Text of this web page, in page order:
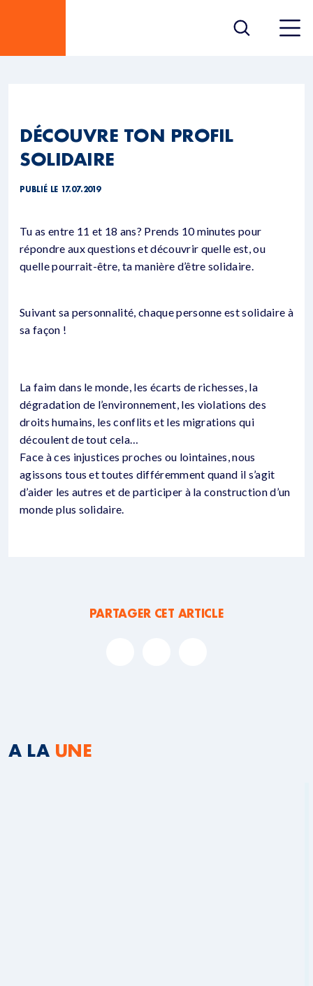
DÉCOUVRE TON PROFIL
SOLIDAIRE
PUBLIÉ LE 17.07.2019
Tu as entre 11 et 18 ans? Prends 10 minutes pour
répondre aux questions et découvrir quelle est, ou
quelle pourrait-être, ta manière d’être solidaire.
Suivant sa personnalité, chaque personne est solidaire à
sa façon !
La faim dans le monde, les écarts de richesses, la
dégradation de l’environnement, les violations des
droits humains, les conflits et les migrations qui
découlent de tout cela…
Face à ces injustices proches ou lointaines, nous
agissons tous et toutes différemment quand il s’agit
d’aider les autres et de participer à la construction d’un
monde plus solidaire.
PARTAGER CET ARTICLE
A LA UNE